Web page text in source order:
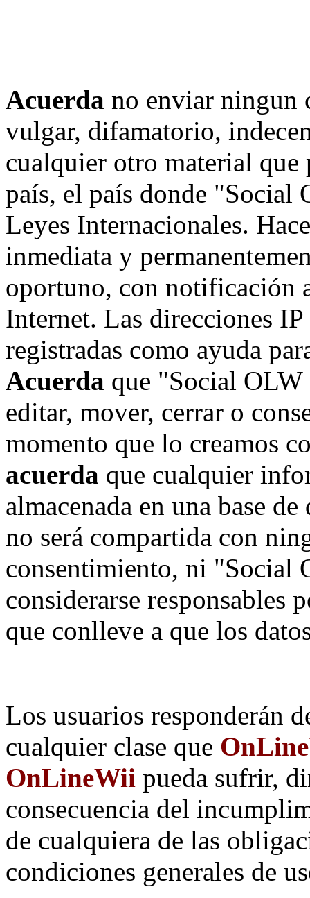
Acuerda no enviar ningun
vulgar, difamatorio,
cualquier otro material
país, el país donde "Social
Leyes Internacionales.
inmediata y
oportuno, con notificación
Internet. Las direcciones
registradas como ayuda
Acuerda que "Social
editar, mover, cerrar o
momento que lo creamos
acuerda que cualquier
almacenada en una base
no será compartida con
consentimiento, ni "Social
considerarse responsables
que conlleve a que los
Los usuarios responderán
cualquier clase que
OnLineWii pueda sufrir,
consecuencia del
de cualquiera de las
condiciones generales de